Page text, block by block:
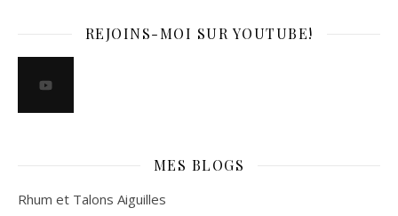
REJOINS-MOI SUR YOUTUBE!
MES BLOGS
Rhum et Talons Aiguilles